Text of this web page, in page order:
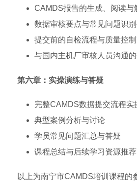
CAMDS报告的生成、阅读与
数据审核要点与常见问题识
提交前的自检流程与质量控
与国内主机厂审核人员沟通
第六章：实操演练与答疑
完整CAMDS数据提交流程实
典型案例分析与讨论
学员常见问题汇总与答疑
课程总结与后续学习资源推荐
以上为南宁市CAMDS培训课程的